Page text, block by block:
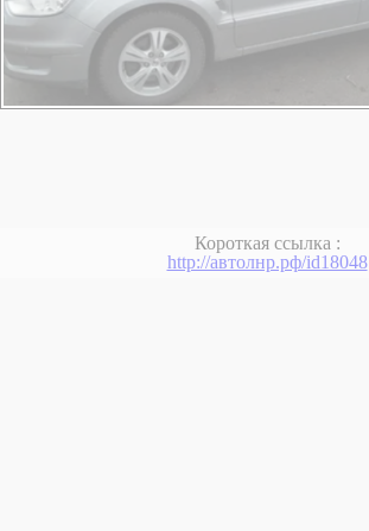
Короткая ссылка :
http://автолнр.рф/id18048